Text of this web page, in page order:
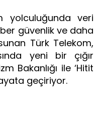
yolculuğunda veri
güvenlik ve daha
Türk Telekom,
yeni bir çığır
Bakanlığı ile ‘Hitit
geçiriyor.